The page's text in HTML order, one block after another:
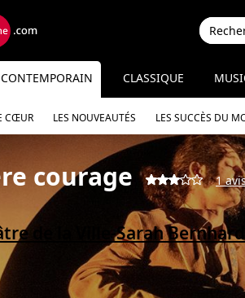
CONTEMPORAIN
CŒUR LES NOUVEAUTÉS LES SUCCÈS DU
CLASSIQUE
courage 1
de la Ville-Sarah Bernhardt